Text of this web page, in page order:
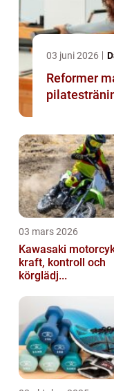
03 juni 2026
Reformer
03 mars 2026
Kawasaki
kraft, kontroll och
körglädj...